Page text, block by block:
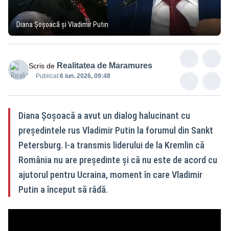
Diana Șoșoacă și Vladimir Putin
Scris de Realitatea de Maramures
Publicat:6 iun. 2026, 09:48
Diana Șoșoacă a avut un dialog halucinant cu
președintele rus Vladimir Putin la forumul din Sankt
Petersburg. I-a transmis liderului de la Kremlin că
România nu are președinte și că nu este de acord cu
ajutorul pentru Ucraina, moment în care Vladimir
Putin a început să râdă.